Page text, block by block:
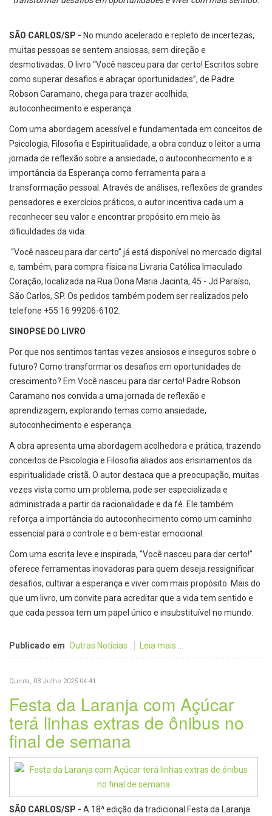
SÃO CARLOS/SP - No mundo acelerado e repleto de incertezas,
muitas pessoas se sentem ansiosas, sem direção e
desmotivadas. O livro “Você nasceu para dar certo! Escritos sobre
como superar desafios e abraçar oportunidades”, de Padre
Robson Caramano, chega para trazer acolhida,
autoconhecimento e esperança.
Com uma abordagem acessível e fundamentada em conceitos de
Psicologia, Filosofia e Espiritualidade, a obra conduz o leitor a uma
jornada de reflexão sobre a ansiedade, o autoconhecimento e a
importância da Esperança como ferramenta para a
transformação pessoal. Através de análises, reflexões de grandes
pensadores e exercícios práticos, o autor incentiva cada um a
reconhecer seu valor e encontrar propósito em meio às
dificuldades da vida.
“Você nasceu para dar certo” já está disponível no mercado digital
e, também, para compra física na Livraria Católica Imaculado
Coração, localizada na Rua Dona Maria Jacinta, 45 - Jd Paraíso,
São Carlos, SP. Os pedidos também podem ser realizados pelo
telefone +55 16 99206-6102.
SINOPSE DO LIVRO
Por que nos sentimos tantas vezes ansiosos e inseguros sobre o
futuro? Como transformar os desafios em oportunidades de
crescimento? Em Você nasceu para dar certo! Padre Robson
Caramano nos convida a uma jornada de reflexão e
aprendizagem, explorando temas como ansiedade,
autoconhecimento e esperança.
A obra apresenta uma abordagem acolhedora e prática, trazendo
conceitos de Psicologia e Filosofia aliados aos ensinamentos da
espiritualidade cristã. O autor destaca que a preocupação, muitas
vezes vista como um problema, pode ser especializada e
administrada a partir da racionalidade e da fé. Ele também
reforça a importância do autoconhecimento como um caminho
essencial para o controle e o bem-estar emocional.
Com uma escrita leve e inspirada, “Você nasceu para dar certo!”
oferece ferramentas inovadoras para quem deseja ressignificar
desafios, cultivar a esperança e viver com mais propósito. Mais do
que um livro, um convite para acreditar que a vida tem sentido e
que cada pessoa tem um papel único e insubstituível no mundo.
Publicado em Outras Notícias Leia mais ...
Quinta, 03 Julho 2025 04:41
Festa da Laranja com Açúcar
terá linhas extras de ônibus no
final de semana
SÃO CARLOS/SP - A 18ª edição da tradicional Festa da Laranja